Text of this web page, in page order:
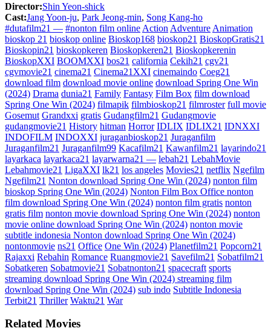
Director:Shin Yeon-shick
Cast:Jang Yoon-ju, Park Jeong-min, Song Kang-ho
#dutafilm21 — #nonton film online Action Adventure Animation
bioskop 21 bioskop online Bioskop168 bioskop21 BioskopGratis21
Bioskopin21 bioskopkeren Bioskopkeren21 Bioskopkerenin
BioskopXXI BOOMXXI bos21 california Cekih21 cgv21
cgvmovie21 cinema21 Cinema21XXI cinemaindo Coeg21
download film download movie online download Spring One Win
(2024) Drama dunia21 Family Fantasy Film Box film download
Spring One Win (2024) filmapik filmbioskop21 filmroster full movie
Gosemut Grandxxi gratis Gudangfilm21 Gudangmovie
gudangmovie21 History hitman Horror IDLIX IDLIX21 IDNXXI
INDOFILM INDOXXI juraganbioskop21 Juraganfilm
Juraganfilm21 Juraganfilm99 Kacafilm21 Kawanfilm21 layarindo21
layarkaca layarkaca21 layarwarna21 — lebah21 LebahMovie
Lebahmovie21 LigaXXI lk21 los angeles Movies21 netflix Ngefilm
Ngefilm21 Nonton download Spring One Win (2024) nonton film
bioskop Spring One Win (2024) Nonton Film Box Office nonton
film download Spring One Win (2024) nonton film gratis nonton
gratis film nonton movie download Spring One Win (2024) nonton
movie online download Spring One Win (2024) nonton movie
subtitle indonesia Nonton download Spring One Win (2024)
nontonmovie ns21 Office One Win (2024) Planetfilm21 Popcorn21
Rajaxxi Rebahin Romance Ruangmovie21 Savefilm21 Sobatfilm21
Sobatkeren Sobatmovie21 Sobatnonton21 spacecraft sports
streaming download Spring One Win (2024) streaming film
download Spring One Win (2024) sub indo Subtitle Indonesia
Terbit21 Thriller Waktu21 War
Related Movies